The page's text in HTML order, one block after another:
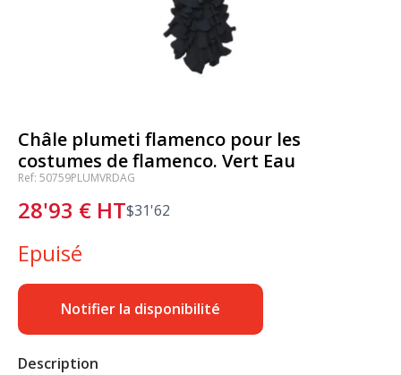
Châle plumeti flamenco pour les
costumes de flamenco. Vert Eau
Ref: 50759PLUMVRDAG
28'93 € HT$31'62
Epuisé
Notifier la disponibilité
Description